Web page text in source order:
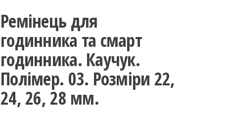
Ремінець для
годинника та смарт
годинника. Каучук.
Полімер. 03. Розміри 22,
24, 26, 28 мм.